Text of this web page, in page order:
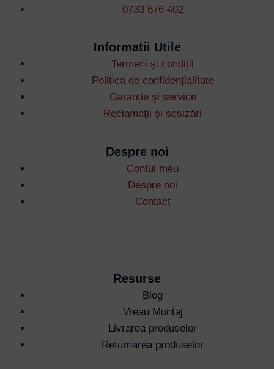
0733 676 402
Informatii Utile
Termeni și condiții
Politica de confidențialitate
Garanție și service
Reclamații și sesizări
Despre noi
Contul meu
Despre noi
Contact
Resurse
Blog
Vreau Montaj
Livrarea produselor
Returnarea produselor